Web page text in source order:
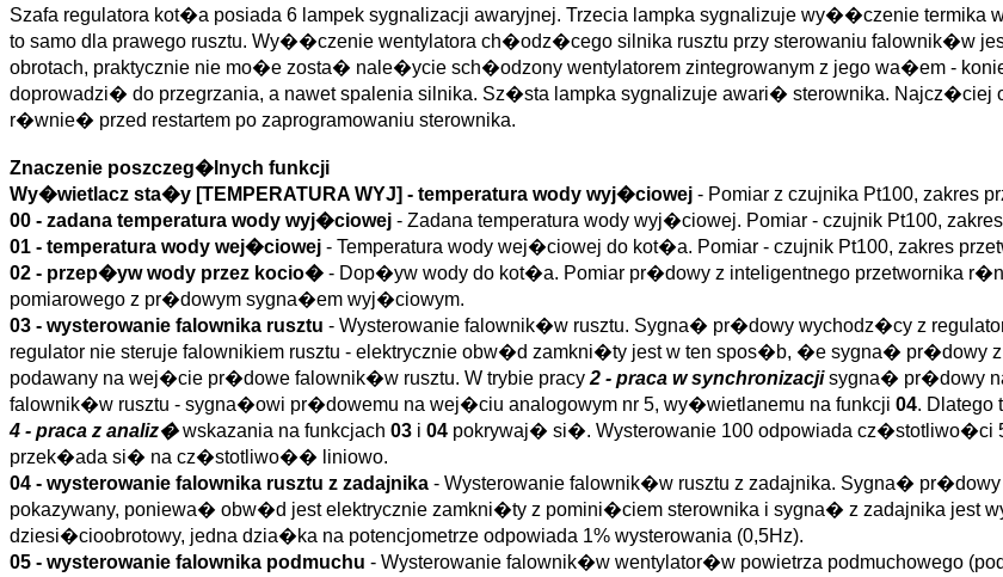
Szafa regulatora kot�a posiada 6 lampek sygnalizacji awaryjnej. Trzecia lampka sygnalizuje wy��czenie
to samo dla prawego rusztu. Wy��czenie wentylatora ch�odz�cego silnika rusztu przy sterowaniu falownik�w
obrotach, praktycznie nie mo�e zosta� nale�ycie sch�odzony wentylatorem zintegrowanym z jego wa�em -
doprowadzi� do przegrzania, a nawet spalenia silnika. Sz�sta lampka sygnalizuje awari� sterownika.
r�wnie� przed restartem po zaprogramowaniu sterownika.
Znaczenie poszczeg�lnych funkcji
Wy�wietlacz sta�y [TEMPERATURA WYJ] - temperatura wody wyj�ciowej - Pomiar z czujnika Pt100, zakres
00 - zadana temperatura wody wyj�ciowej - Zadana temperatura wody wyj�ciowej. Pomiar - czujnik Pt100,
01 - temperatura wody wej�ciowej - Temperatura wody wej�ciowej do kot�a. Pomiar - czujnik Pt100, zakres
02 - przep�yw wody przez kocio� - Dop�yw wody do kot�a. Pomiar pr�dowy z inteligentnego przetwornika
pomiarowego z pr�dowym sygna�em wyj�ciowym.
03 - wysterowanie falownika rusztu - Wysterowanie falownik�w rusztu. Sygna� pr�dowy wychodz�cy z
regulator nie steruje falownikiem rusztu - elektrycznie obw�d zamkni�ty jest w ten spos�b, �e sygna� pr�dowy
podawany na wej�cie pr�dowe falownik�w rusztu. W trybie pracy 2 - praca w synchronizacjisygna� pr�dowy
falownik�w rusztu - sygna�owi pr�dowemu na wej�ciu analogowym nr 5, wy�wietlanemu na funkcji 04. Dlatego
4 - praca z analiz�wskazania na funkcjach 03 i 04 pokrywaj� si�. Wysterowanie 100 odpowiada
przek�ada si� na cz�stotliwo�� liniowo.
04 - wysterowanie falownika rusztu z zadajnika - Wysterowanie falownik�w rusztu z zadajnika. Sygna� pr�dowy
pokazywany, poniewa� obw�d jest elektrycznie zamkni�ty z pomini�ciem sterownika i sygna� z zadajnika jest
dziesi�cioobrotowy, jedna dzia�ka na potencjometrze odpowiada 1% wysterowania (0,5Hz).
05 - wysterowanie falownika podmuchu - Wysterowanie falownik�w wentylator�w powietrza podmuchowego